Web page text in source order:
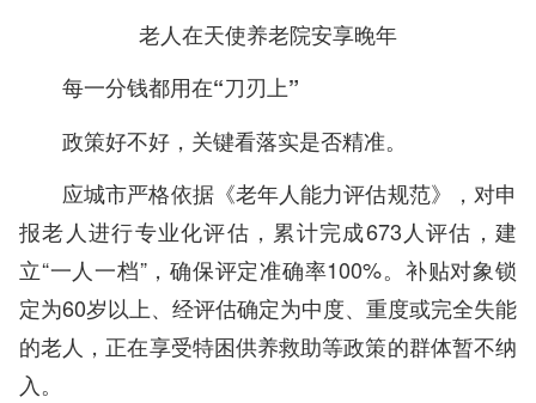
老人在天使养老院安享晚年
每一分钱都用在“刀刃上”
政策好不好，关键看落实是否精准。
应城市严格依据《老年人能力评估规范》，对申
报老人进行专业化评估，累计完成673人评估，建
立“一人一档”，确保评定准确率100%。补贴对象锁
定为60岁以上、经评估确定为中度、重度或完全失能
的老人，正在享受特困供养救助等政策的群体暂不纳
入。